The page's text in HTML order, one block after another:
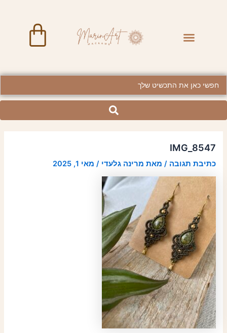
Menu
IMG_8547
כתיבת תגובה / מאת מרינה גלעדי/ מאי 1, 2025